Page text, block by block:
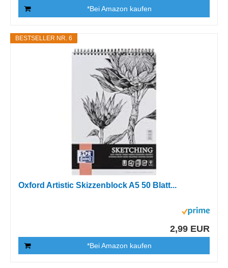
*Bei Amazon kaufen
BESTSELLER NR. 6
Oxford Artistic Skizzenblock A5 50 Blatt...
2,99 EUR
*Bei Amazon kaufen